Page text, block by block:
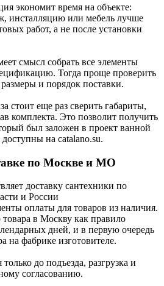
экономит время на объекте:
инсталляцию или мебель лучше
работ, а не после установки
смысл собрать все элементы
Тогда проще проверить
и порядок поставки.
стоит еще раз сверить габариты,
комплекта. Это позволит получить
был заложен в проект ванной
на catalano.su.
по Москве и МО
доставку сантехники по
и России
оплаты для товаров из наличия.
товара в Москву как правило
дней, и в первую очередь
на фабрике изготовителе.
до подъезда, разгрузка и
согласованию.